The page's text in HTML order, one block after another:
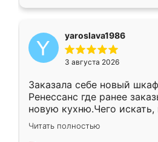
yaroslava1986
3 августа 2026
Заказала себе новый
Ренессанс где ранее
новую кухню.Чего искать,
вполне довольна. Служит
два года, нареканий нет.
Читать полностью